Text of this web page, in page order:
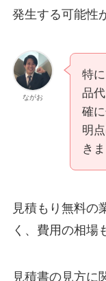
発生する可能性
ながお
特
品
確
明
き
見積もり無料の
く、費用の相場
見積書の見方に